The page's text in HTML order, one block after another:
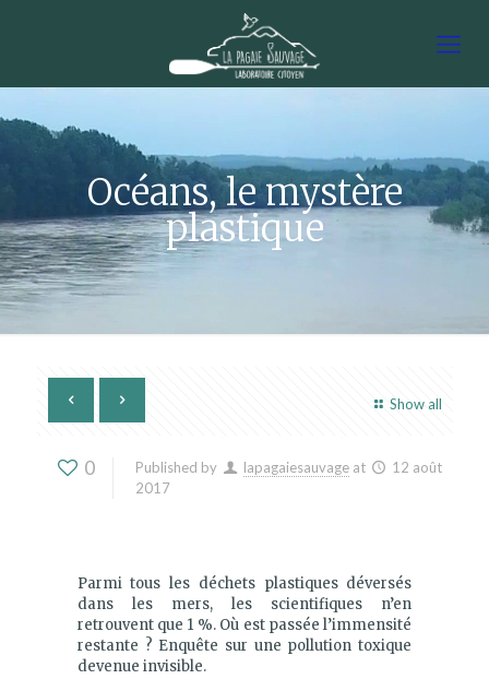
Océans, le mystère
plastique
Show all
0 Published by lapagaiesauvage at
12 août
2017
Parmi tous les déchets plastiques déversés
dans les mers, les scientifiques n’en
retrouvent que 1 %. Où est passée l’immensité
restante ? Enquête sur une pollution toxique
devenue invisible.